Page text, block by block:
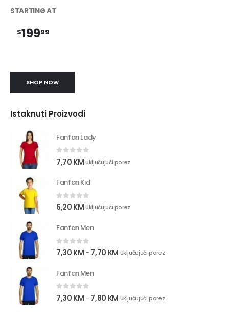
STARTING AT
$19999
SHOP NOW
Istaknuti Proizvodi
Fanfan Lady
0out of 5
7,70 KM Uključujući porez
Fanfan Kid
0out of 5
6,20 KM Uključujući porez
Fanfan Men
0out of 5
7,30 KM – 7,70 KM Uključujući porez
Fanfan Men
0out of 5
7,30 KM – 7,80 KM Uključujući porez